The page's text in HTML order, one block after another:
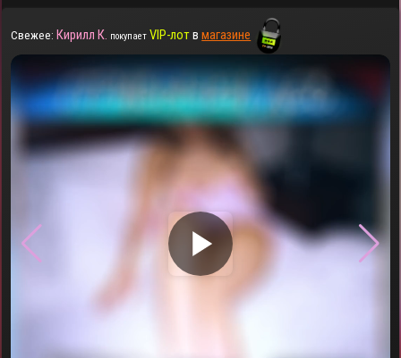
Свежее: Кирилл К. покупает VIP-лотвмагазине
▶